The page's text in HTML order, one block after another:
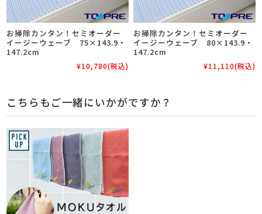
お掃除カンタン！セミオーダー
イージーウェーブ 75×143.9・
147.2cm
¥10,780(税込)
お掃除カンタン！セミオーダー
イージーウェーブ 80×143.9・
147.2cm
¥11,110(税込)
こちらもご一緒にいかがですか？